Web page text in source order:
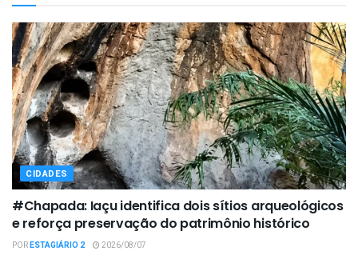
CIDADES
#Chapada: Iaçu identifica dois sítios arqueológicos
e reforça preservação do patrimônio histórico
PORESTAGIÁRIO 2 2026/08/07